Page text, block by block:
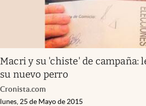
Macri y su 'chiste' de campaña:
su nuevo perro
Cronista.com
lunes, 25 de Mayo de 2015